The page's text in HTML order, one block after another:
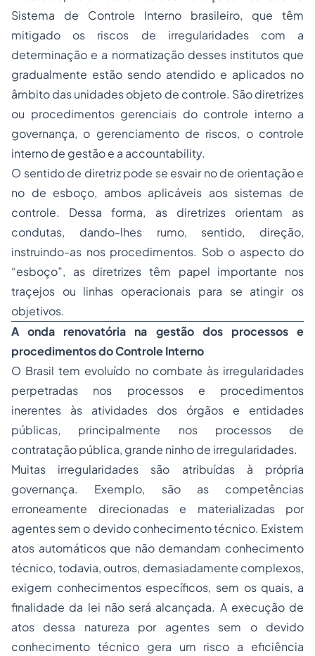
Sistema de Controle Interno brasileiro, que têm
mitigado os riscos de irregularidades com a
determinação e a normatização desses institutos que
gradualmente estão sendo atendido e aplicados no
âmbito das unidades objeto de controle. São diretrizes
ou procedimentos gerenciais do controle interno a
governança, o gerenciamento de riscos, o controle
interno de gestão e a accountability.
O sentido de diretriz pode se esvair no de orientação e
no de esboço, ambos aplicáveis aos sistemas de
controle. Dessa forma, as diretrizes orientam as
condutas, dando-lhes rumo, sentido, direção,
instruindo-as nos procedimentos. Sob o aspecto do
“esboço”, as diretrizes têm papel importante nos
traçejos ou linhas operacionais para se atingir os
objetivos.
A onda renovatória na gestão dos processos e
procedimentos do Controle Interno
O Brasil tem evoluído no combate às irregularidades
perpetradas nos processos e procedimentos
inerentes às atividades dos órgãos e entidades
públicas, principalmente nos processos de
contratação pública, grande ninho de irregularidades.
Muitas irregularidades são atribuídas à própria
governança. Exemplo, são as competências
erroneamente direcionadas e materializadas por
agentes sem o devido conhecimento técnico. Existem
atos automáticos que não demandam conhecimento
técnico, todavia, outros, demasiadamente complexos,
exigem conhecimentos específicos, sem os quais, a
finalidade da lei não será alcançada. A execução de
atos dessa natureza por agentes sem o devido
conhecimento técnico gera um risco a eficiência